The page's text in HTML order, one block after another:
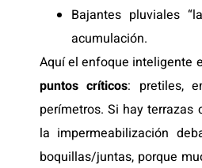
Bajantes pluviales
acumulación.
Aquí el enfoque inteligente
puntos críticos: pretiles,
perímetros. Si hay terrazas
la impermeabilización
boquillas/juntas, porque